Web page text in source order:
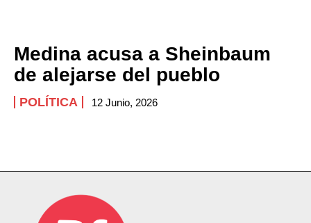
Medina acusa a Sheinbaum
de alejarse del pueblo
POLÍTICA 12 Junio, 2026